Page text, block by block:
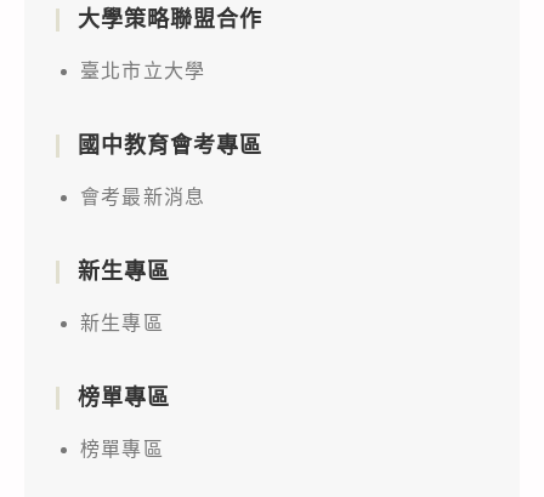
大學策略聯盟合作
臺北市立大學
國中教育會考專區
會考最新消息
新生專區
新生專區
榜單專區
榜單專區